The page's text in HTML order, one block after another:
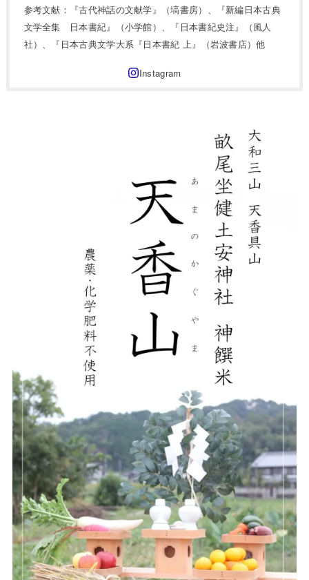
参考文献：『古代神話の文献学』（塙書房）、『新編日本古典
文学全集 日本書紀』（小学館）、『日本書紀史注』（風人
社）、『日本古典文学大系『日本書紀 上』（岩波書店）他